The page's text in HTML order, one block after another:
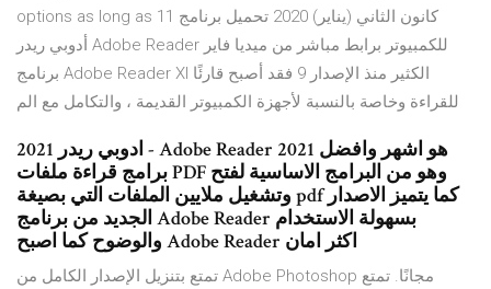
options as long as 11 كانون الثاني (يناير) 2020 تحميل برنامج
أدوبي ريدر Adobe Reader للكمبيوتر برابط مباشر من ميديا فاير
برنامج Adobe Reader XI الكثير منذ الإصدار 9 فقد أصبح قارئًا
للقراءة وخاصة بالنسبة لأجهزة الكمبيوتر القديمة ، والتكامل مع الم
ادوبي ريدر 2021 - Adobe Reader 2021 هو اشهر وافضل
برامج قراءة ملفات PDF وهو من البرامج الاساسية لفتح
وتشغيل ملايين الملفات التي بصيغة pdf كما يتميز الاصدار
الجديد من برنامج Adobe Reader بسهولة الاستخدام
والوضوح كما اصبح Adobe Reader اكثر امان
تمتع بتنزيل الإصدار الكامل من Adobe Photoshop مجانًا. تمتع